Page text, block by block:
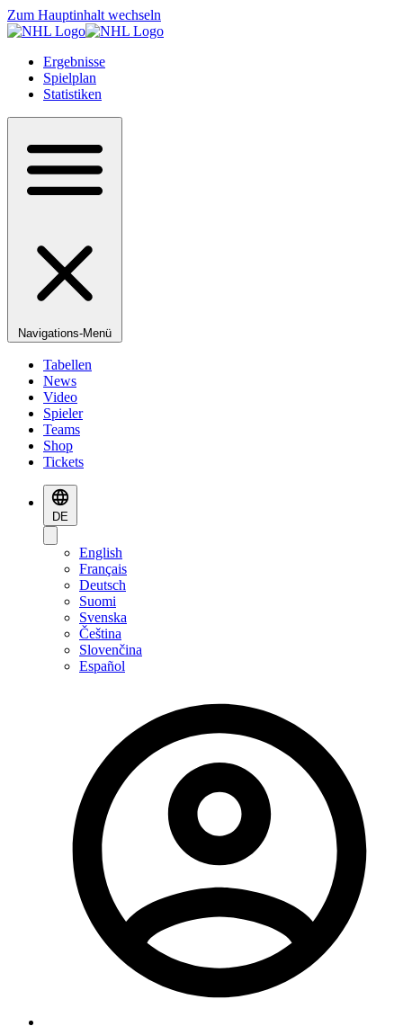
Zum Hauptinhalt wechseln
Ergebnisse
Spielplan
Statistiken
Navigations-Menü
Tabellen
News
Video
Spieler
Teams
Shop
Tickets
DE
English
Français
Deutsch
Suomi
Svenska
Čeština
Slovenčina
Español